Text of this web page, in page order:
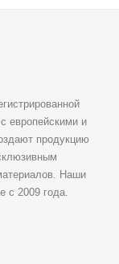
европейскими и
продукцию
Наши
с 2009 года.